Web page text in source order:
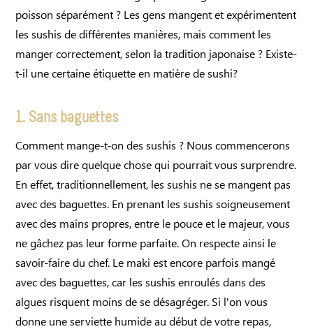
poisson séparément ? Les gens mangent et expérimentent
les sushis de différentes manières, mais comment les
manger correctement, selon la tradition japonaise ? Existe-
t-il une certaine étiquette en matière de sushi?
1. Sans baguettes
Comment mange-t-on des sushis ? Nous commencerons
par vous dire quelque chose qui pourrait vous surprendre.
En effet, traditionnellement, les sushis ne se mangent pas
avec des baguettes. En prenant les sushis soigneusement
avec des mains propres, entre le pouce et le majeur, vous
ne gâchez pas leur forme parfaite. On respecte ainsi le
savoir-faire du chef. Le maki est encore parfois mangé
avec des baguettes, car les sushis enroulés dans des
algues risquent moins de se désagréger. Si l'on vous
donne une serviette humide au début de votre repas,